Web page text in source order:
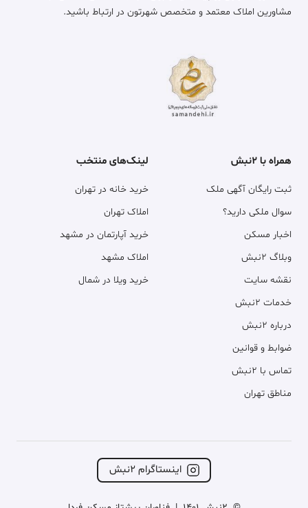
مشاورین املاک معتمد و متخصص شهرتون در ارتباط باشید.
همراه با ۲نبش
ثبت رایگان آگهی ملک
سوال ملکی دارید؟
اخبار مسکن
وبلاگ ۲نبش
نقشه سایت
خدمات ۲نبش
درباره ۲نبش
ضوابط و قوانین
تماس با ۲نبش
مناطق تهران
لینک‌های منتخب
خرید خانه در تهران
املاک تهران
خرید آپارتمان در مشهد
املاک مشهد
خرید ویلا در شمال
اینستاگرام ۲نبش